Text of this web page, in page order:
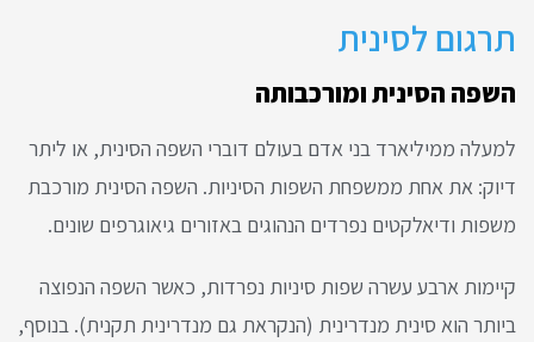
תרגום לסינית
השפה הסינית ומורכבותה
למעלה ממיליארד בני אדם בעולם דוברי השפה הסינית, או ליתר
דיוק: את אחת ממשפחת השפות הסיניות. השפה הסינית מורכבת
משפות ודיאלקטים נפרדים הנהוגים באזורים גיאוגרפים שונים.
קיימות ארבע עשרה שפות סיניות נפרדות, כאשר השפה הנפוצה
ביותר הוא סינית מנדרינית (הנקראת גם מנדרינית תקנית). בנוסף,